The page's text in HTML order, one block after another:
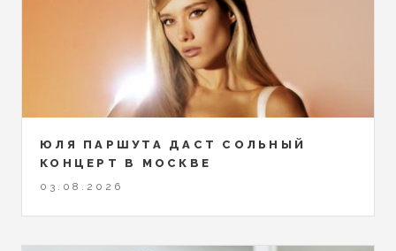
ЮЛЯ ПАРШУТА ДАСТ СОЛЬНЫЙ
КОНЦЕРТ В МОСКВЕ
03.08.2026